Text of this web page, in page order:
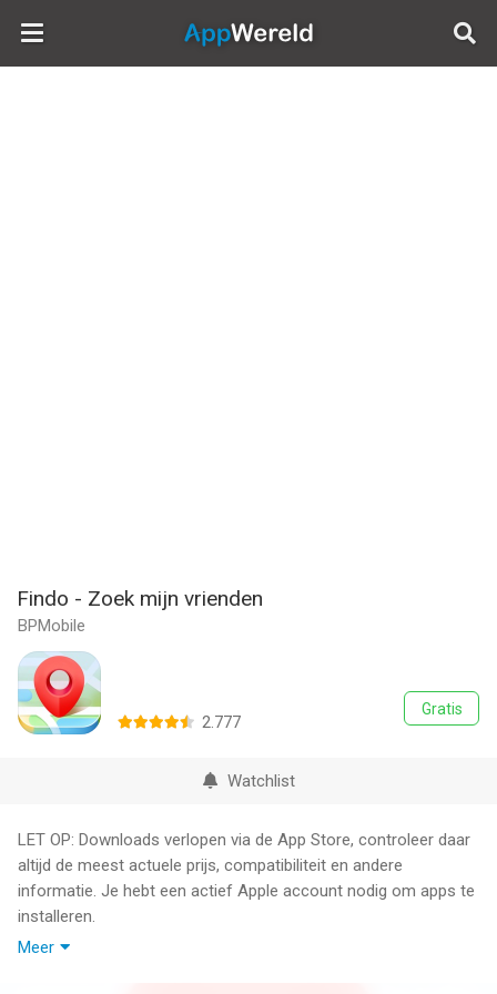
AppWereld
Findo - Zoek mijn vrienden
BPMobile
Gratis
2.777
Watchlist
LET OP: Downloads verlopen via de App Store, controleer daar
altijd de meest actuele prijs, compatibiliteit en andere
informatie. Je hebt een actief Apple account nodig om apps te
installeren.
Meer